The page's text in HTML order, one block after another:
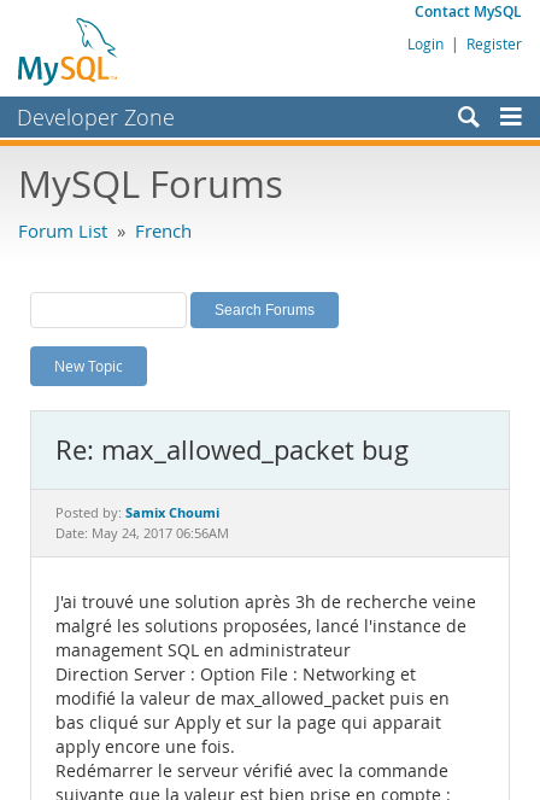
Contact MySQL
Login | Register
Developer Zone
Bugs
Labs
Planet MySQL
News and Events
MySQL.com
Downloads
Documentation
MySQL Forums
Forum List » French
New Topic
Re: max_allowed_packet bug
Posted by: Samix Choumi
Date: May 24, 2017 06:56AM
J'ai trouvé une solution après 3h de recherche veine
malgré les solutions proposées, lancé l'instance de
management SQL en administrateur
Direction Server : Option File : Networking et
modifié la valeur de max_allowed_packet puis en
bas cliqué sur Apply et sur la page qui apparait
apply encore une fois.
Redémarrer le serveur vérifié avec la commande
suivante que la valeur est bien prise en compte :